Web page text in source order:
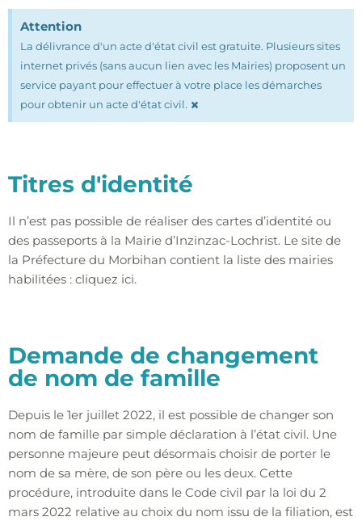
Attention
La délivrance d'un acte d'état civil est gratuite. Plusieurs sites
internet privés (sans aucun lien avec les Mairies) proposent un
service payant pour effectuer à votre place les démarches
pour obtenir un acte d'état civil. ×
Titres d'identité
Il n’est pas possible de réaliser des cartes d’identité ou
des passeports à la Mairie d’Inzinzac-Lochrist. Le site de
la Préfecture du Morbihan contient la liste des mairies
habilitées : cliquez ici.
Demande de changement
de nom de famille
Depuis le 1er juillet 2022, il est possible de changer son
nom de famille par simple déclaration à l’état civil. Une
personne majeure peut désormais choisir de porter le
nom de sa mère, de son père ou les deux. Cette
procédure, introduite dans le Code civil par la loi du 2
mars 2022 relative au choix du nom issu de la filiation, est